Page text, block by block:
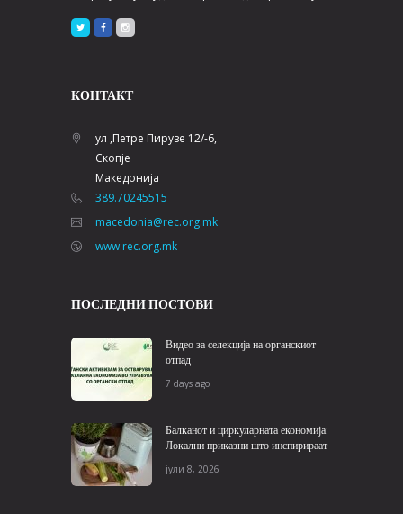
КОНТАКТ
ул ,Петре Пирузе 12/-6,
Скопје
Македонија
389.70245515
macedonia@rec.org.mk
www.rec.org.mk
ПОСЛЕДНИ ПОСТОВИ
Видео за селекција на органскиот
отпад
7 days ago
Балканот и циркуларната економија:
Локални приказни што инспирираат
јули 8, 2026